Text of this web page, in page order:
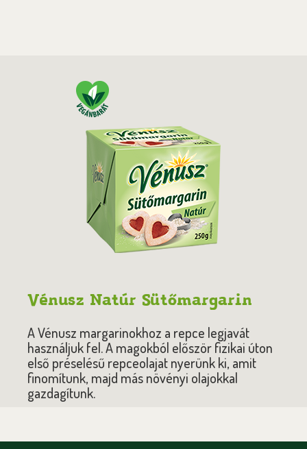
Vénusz Natúr Sütőmargarin
A Vénusz margarinokhoz a repce legjavát
használjuk fel. A magokból először fizikai úton
első préselésű repceolajat nyerünk ki, amit
finomítunk, majd más növényi olajokkal
gazdagítunk.